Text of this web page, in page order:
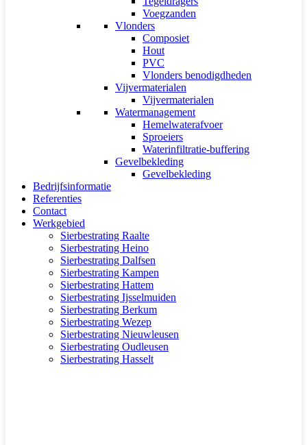
Voegzanden
Vlonders
Composiet
Hout
PVC
Vlonders benodigdheden
Vijvermaterialen
Vijvermaterialen
Watermanagement
Hemelwaterafvoer
Sproeiers
Waterinfiltratie-buffering
Gevelbekleding
Gevelbekleding
Bedrijfsinformatie
Referenties
Contact
Werkgebied
Sierbestrating Raalte
Sierbestrating Heino
Sierbestrating Dalfsen
Sierbestrating Kampen
Sierbestrating Hattem
Sierbestrating Ijsselmuiden
Sierbestrating Berkum
Sierbestrating Wezep
Sierbestrating Nieuwleusen
Sierbestrating Oudleusen
Sierbestrating Hasselt